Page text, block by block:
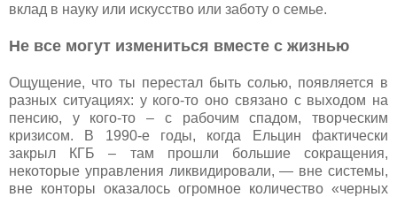
вклад в науку или искусство или заботу о семье.
Не все могут измениться вместе с жизнью
Ощущение, что ты перестал быть солью, появляется в
разных ситуациях: у кого-то оно связано с выходом на
пенсию, у кого-то – с рабочим спадом, творческим
кризисом. В 1990-е годы, когда Ельцин фактически
закрыл КГБ – там прошли большие сокращения,
некоторые управления ликвидировали, — вне системы,
вне конторы оказалось огромное количество «черных